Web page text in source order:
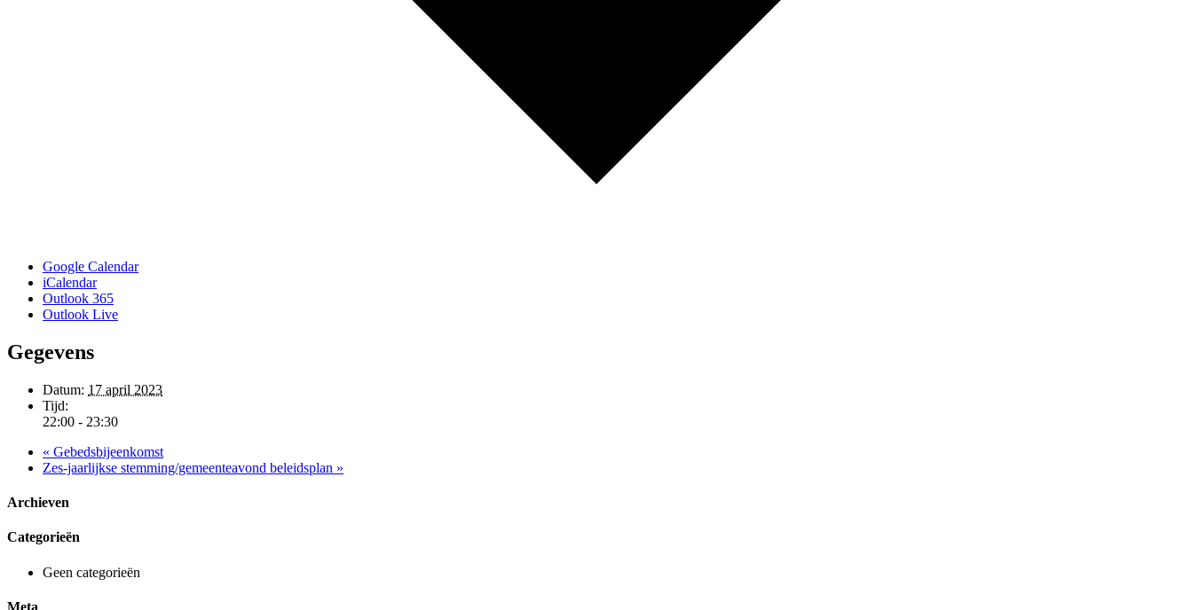
Google Calendar
iCalendar
Outlook 365
Outlook Live
Gegevens
Datum: 17 april 2023
Tijd:
22:00 - 23:30
« Gebedsbijeenkomst
Zes-jaarlijkse stemming/gemeenteavond beleidsplan »
Archieven
Categorieën
Geen categorieën
Meta